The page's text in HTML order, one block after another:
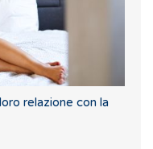
relazione con la